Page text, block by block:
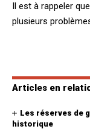
Il est à rappeler
plusieurs
Articles en
Les réserves de
historique